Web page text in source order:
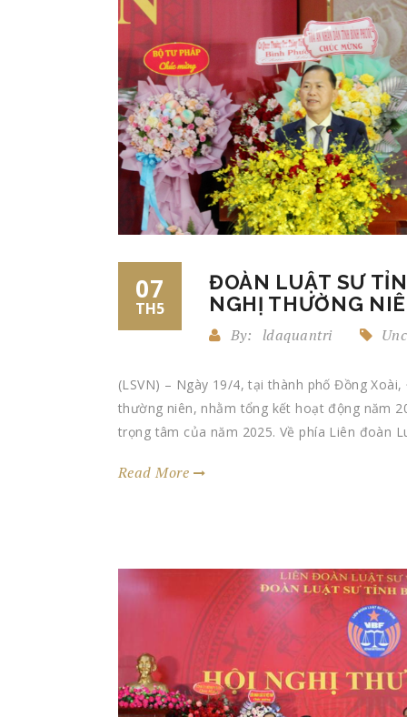
07
TH5
ĐOÀN LUẬT SƯ
NGHỊ THƯỜNG
By: ldaquantri
(LSVN) – Ngày 19/4, tại thành phố Đồng
thường niên, nhằm tổng kết hoạt động năm
trọng tâm của năm 2025. Về phía Liên đoàn
Read More